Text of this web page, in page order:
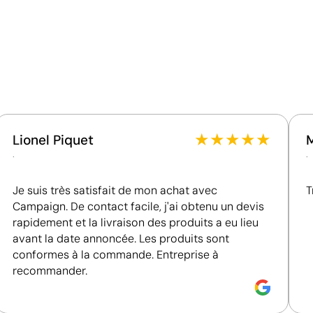
Embalaje de papel / cartón reciclable
Lionel Piquet
.
★★★★★
Je suis très satisfait de mon achat avec
Campaign. De contact facile, j'ai obtenu un devis
rapidement et la livraison des produits a eu lieu
avant la date annoncée. Les produits sont
conformes à la commande. Entreprise à
recommander.
.